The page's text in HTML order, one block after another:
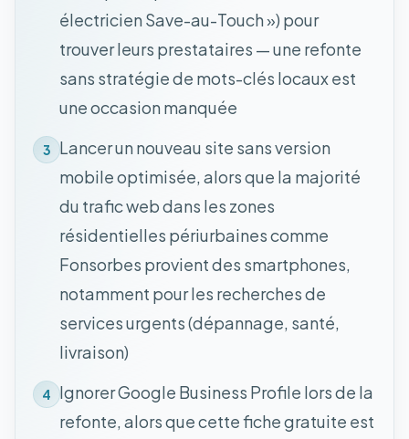
électricien Save-au-Touch ») pour
trouver leurs prestataires — une refonte
sans stratégie de mots-clés locaux est
une occasion manquée
3 Lancer un nouveau site sans version
mobile optimisée, alors que la majorité
du trafic web dans les zones
résidentielles périurbaines comme
Fonsorbes provient des smartphones,
notamment pour les recherches de
services urgents (dépannage, santé,
livraison)
4 Ignorer Google Business Profile lors de la
refonte, alors que cette fiche gratuite est